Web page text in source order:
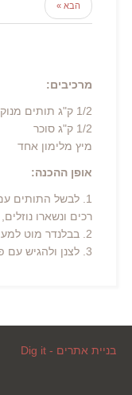
הבא »
מרכיבים:
1/2 ק"ג תותים מנוקים מהעוקץ
1/2 ק"ג סוכר
מיץ מלימון אחד
אופן ההכנה:
1. לבשל התותים
רכים ונשארו
2. בבלנדר מוט למעוך התותים עד שמתקבל רוטב חלק.
3. לצנן ולהגיש עם פנקייקים, גלידות, עוגת גבינה ועוד...
בניית אתרים - Dig it